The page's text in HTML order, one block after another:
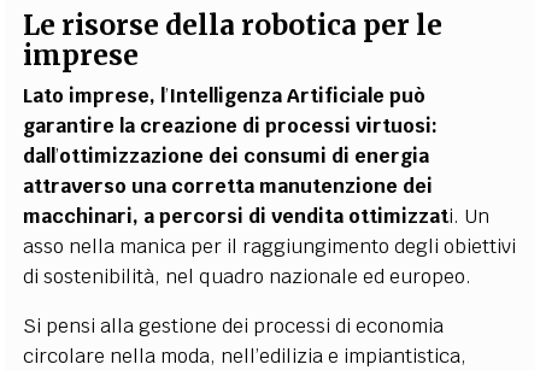
Le risorse della robotica per le
imprese
Lato imprese, l’Intelligenza Artificiale può
garantire la creazione di processi virtuosi:
dall’ottimizzazione dei consumi di energia
attraverso una corretta manutenzione dei
macchinari, a percorsi di vendita ottimizzati. Un
asso nella manica per il raggiungimento degli obiettivi
di sostenibilità, nel quadro nazionale ed europeo.
Si pensi alla gestione dei processi di economia
circolare nella moda, nell’edilizia e impiantistica,